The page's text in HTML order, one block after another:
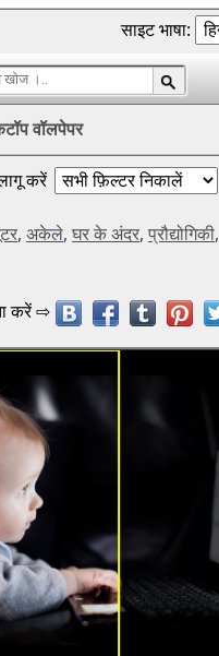
साइट भाषा:
वॉलपेपर
करें
, अकेले, घर के अंदर, प्रौद्योगिकी,